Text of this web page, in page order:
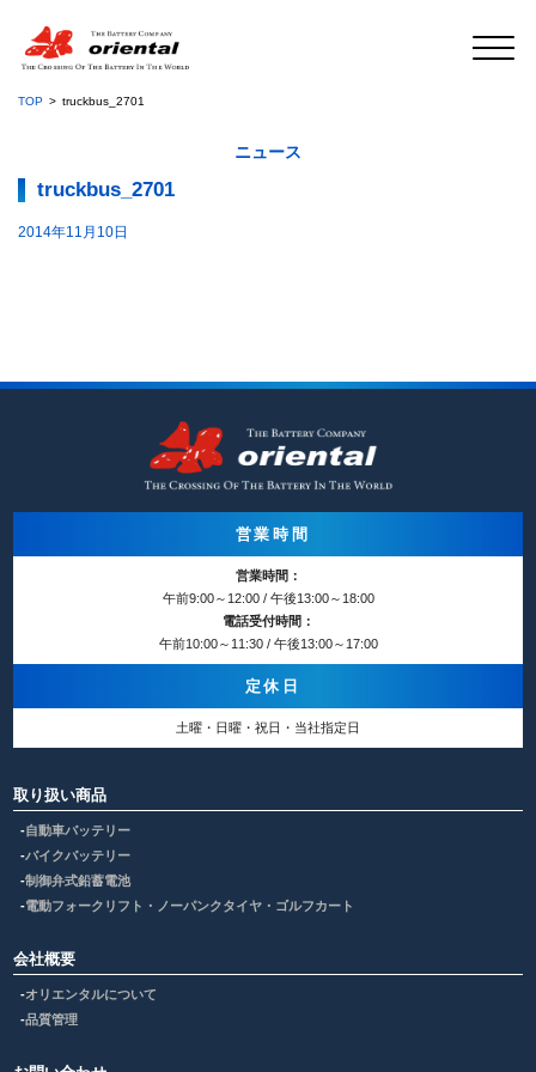
TOP truckbus_2701
ニュース
truckbus_2701
2014年11月10日
営業時間
営業時間：
午前9:00～12:00 / 午後13:00～18:00
電話受付時間：
午前10:00～11:30 / 午後13:00～17:00
定休日
土曜・日曜・祝日・当社指定日
取り扱い商品
自動車バッテリー
バイクバッテリー
制御弁式鉛蓄電池
電動フォークリフト・ノーパンクタイヤ・ゴルフカート
会社概要
オリエンタルについて
品質管理